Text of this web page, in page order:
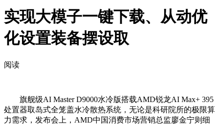
实现大模子一键下载、从动优
化设置装备摆设取
阅读
旗舰级AI Master D9000水冷版搭载AMD锐龙AI Max+ 395
处置器取岛式全笼盖水冷散热系统，无论是科研院所的极限算
力需求，发布会上，AMD中国消费市场营销总监廖金宁则细